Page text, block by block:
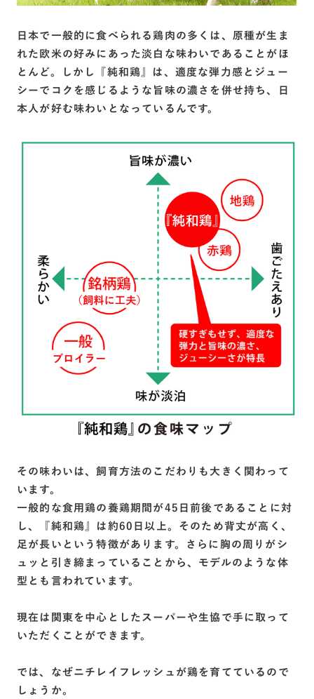
日本で一般的に食べられる鶏肉の多くは、原種が生ま
れた欧米の好みにあった淡白な味わいであることがほ
とんど。しかし『純和鶏』は、適度な弾力感とジュー
シーでコクを感じるような旨味の濃さを併せ持ち、日
本人が好む味わいとなっているんです。
その味わいは、飼育方法のこだわりも大きく関わって
います。
一般的な食用鶏の養鶏期間が45日前後であることに対
し、『純和鶏』は約60日以上。そのため背丈が高く、
足が長いという特徴があります。さらに胸の周りがシ
ュッと引き締まっていることから、モデルのような体
型とも言われています。
現在は関東を中心としたスーパーや生協で手に取って
いただくことができます。
では、なぜニチレイフレッシュが鶏を育てているので
しょうか。